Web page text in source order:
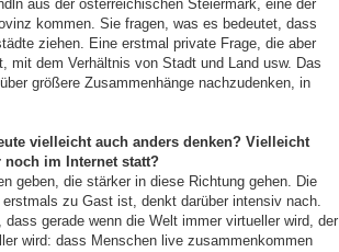
aus der österreichischen Steiermark, eine der
kommen. Sie fragen, was es bedeutet, dass
ziehen. Eine erstmal private Frage, die aber
mit dem Verhältnis von Stadt und Land usw. Das
größere Zusammenhänge nachzudenken, in
vielleicht auch anders denken? Vielleicht
im Internet statt?
geben, die stärker in diese Richtung gehen. Die
zu Gast ist, denkt darüber intensiv nach.
gerade wenn die Welt immer virtueller wird, der
wird: dass Menschen live zusammenkommen